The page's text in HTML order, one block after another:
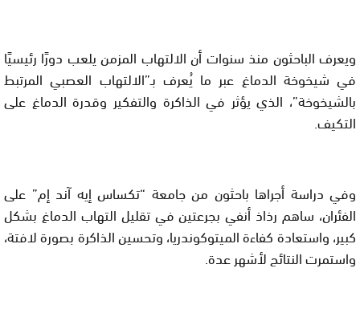
ويعرف الباحثون منذ سنوات أن الالتهاب المزمن يلعب دورًا رئيسيًا
في شيخوخة الدماغ عبر ما يُعرف بـ”الالتهاب العصبي المرتبط
بالشيخوخة”، الذي يؤثر في الذاكرة والتفكير وقدرة الدماغ على
التكيف.
وفي دراسة أجراها باحثون من جامعة “تكساس إيه آند إم” على
الفئران، ساهم رذاذ أنفي بجرعتين في تقليل التهاب الدماغ بشكل
كبير، واستعادة كفاءة الميتوكوندريا، وتحسين الذاكرة بصورة لافتة،
واستمرت النتائج لأشهر عدة.